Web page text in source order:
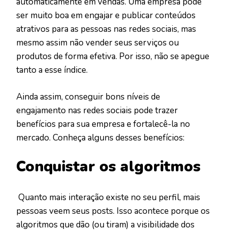
ser muito boa em engajar e publicar conteúdos
atrativos para as pessoas nas redes sociais, mas
mesmo assim não vender seus serviços ou
produtos de forma efetiva. Por isso, não se apegue
tanto a esse índice.
Ainda assim, conseguir bons níveis de
engajamento nas redes sociais pode trazer
benefícios para sua empresa e fortalecê-la no
mercado. Conheça alguns desses benefícios:
Conquistar os algoritmos
Quanto mais interação existe no seu perfil, mais
pessoas veem seus posts. Isso acontece porque os
algoritmos que dão (ou tiram) a visibilidade dos